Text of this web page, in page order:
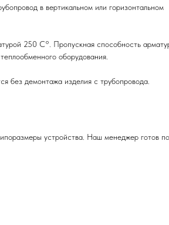
в вертикальном или горизонтальном
250 С°. Пропускная способность
оборудования.
без демонтажа изделия с трубопровода.
устройства. Наш менеджер готов